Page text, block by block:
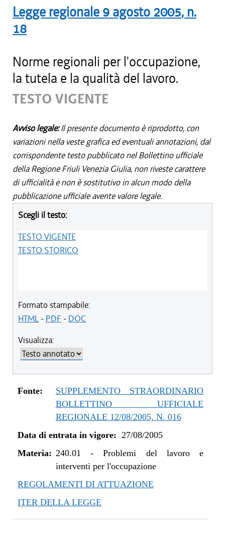
Legge regionale 9 agosto 2005, n.
18
Norme regionali per l'occupazione,
la tutela e la qualità del lavoro.
TESTO VIGENTE
Avviso legale:Il presente documento è riprodotto, con
variazioni nella veste grafica ed eventuali annotazioni, dal
corrispondente testo pubblicato nel Bollettino ufficiale
della Regione Friuli Venezia Giulia, non riveste carattere
di ufficialità e non è sostitutivo in alcun modo della
pubblicazione ufficiale avente valore legale.
Scegli il testo:
TESTO VIGENTE
TESTO STORICO
Formato stampabile:
HTML- PDF - DOC
Visualizza:
Fonte:
SUPPLEMENTO STRAORDINARIO
BOLLETTINO UFFICIALE
REGIONALE 12/08/2005, N. 016
Data di entrata in vigore: 27/08/2005
Materia: 240.01 -Problemi del lavoro e
interventi per l'occupazione
REGOLAMENTI DI ATTUAZIONE
ITER DELLA LEGGE